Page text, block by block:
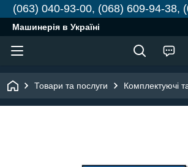
(063) 040-93-00, (068) 609-94-38,
Машинерія в Україні
Товари та послуги Комплектуючі